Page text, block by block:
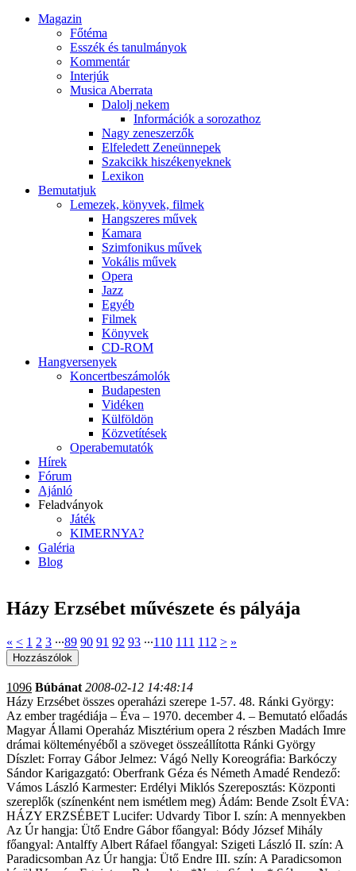
Magazin
Főtéma
Esszék és tanulmányok
Kommentár
Interjúk
Musica Aberrata
Dalolj nekem
Információk a sorozathoz
Nagy zeneszerzők
Elfeledett Zeneünnepek
Szakcikk hiszékenyeknek
Lexikon
Bemutatjuk
Lemezek, könyvek, filmek
Hangszeres művek
Kamara
Szimfonikus művek
Vokális művek
Opera
Jazz
Egyéb
Filmek
Könyvek
CD-ROM
Hangversenyek
Koncertbeszámolók
Budapesten
Vidéken
Külföldön
Közvetítések
Operabemutatók
Hírek
Fórum
Ajánló
Feladványok
Játék
KIMERNYA?
Galéria
Blog
Házy Erzsébet művészete és pályája
« < 1 2 3 ∙∙∙89 90 91 92 93 ∙∙∙110 111 112 > »
1096 Búbánat 2008-02-12 14:48:14
Házy Erzsébet összes operaházi szerepe 1-57. 48. Ránki György:
Az ember tragédiája – Éva – 1970. december 4. – Bemutató előadás
Magyar Állami Operaház Misztérium opera 2 részben Madách Imre
drámai költeményéből a szöveget összeállította Ránki György
Díszlet: Forray Gábor Jelmez: Vágó Nelly Koreográfia: Barkóczy
Sándor Karigazgató: Oberfrank Géza és Németh Amadé Rendező:
Vámos László Karmester: Erdélyi Miklós Szereposztás: Központi
szereplők (színenként nem ismétlem meg) Ádám: Bende Zsolt ÉVA:
HÁZY ERZSÉBET Lucifer: Udvardy Tibor I. szín: A mennyekben
Az Úr hangja: Ütő Endre Gábor főangyal: Bódy József Mihály
főangyal: Antalffy Albert Ráfael főangyal: Szigeti László II. szín: A
Paradicsomban Az Úr hangja: Ütő Endre III. szín: A Paradicsomon